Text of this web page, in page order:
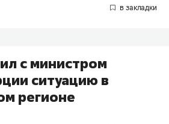
с министром
ситуацию в
регионе